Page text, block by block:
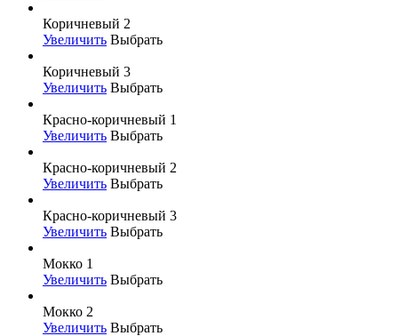
Коричневый 2
Увеличить Выбрать
Коричневый 3
Увеличить Выбрать
Красно-коричневый 1
Увеличить Выбрать
Красно-коричневый 2
Увеличить Выбрать
Красно-коричневый 3
Увеличить Выбрать
Мокко 1
Увеличить Выбрать
Мокко 2
Увеличить Выбрать